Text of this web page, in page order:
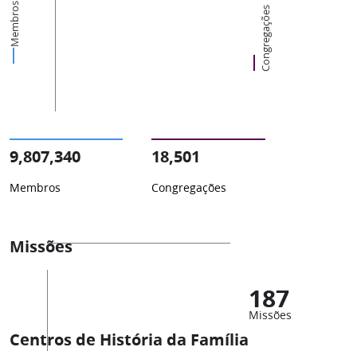
Membros Congregações
9,807,340
Membros
18,501
Congregações
Missões
187
Missões
Centros de História da Família